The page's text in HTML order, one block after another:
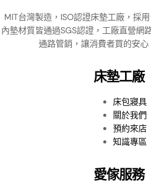
MIT台灣製造，ISO認證床墊工廠，採
內墊材質皆通過SGS認證，工廠直營網
通路管銷，讓消費者買的安心
床墊工廠
床包寢具
關於我們
預約來店
知識專區
愛傢服務